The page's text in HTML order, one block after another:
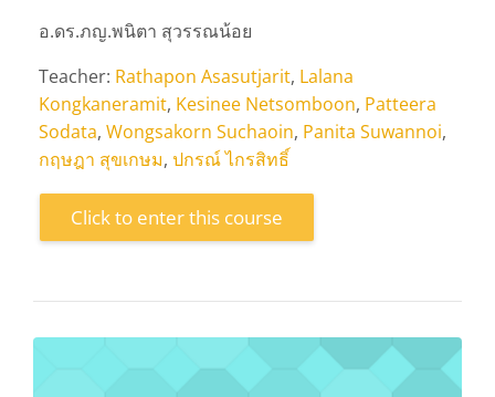
อ.ดร.ภญ.พนิตา สุวรรณน้อย
Teacher: Rathapon Asasutjarit, Lalana
Kongkaneramit, Kesinee Netsomboon, Patteera
Sodata, Wongsakorn Suchaoin, Panita Suwannoi,
กฤษฎา สุขเกษม, ปกรณ์ ไกรสิทธิ์
Click to enter this course